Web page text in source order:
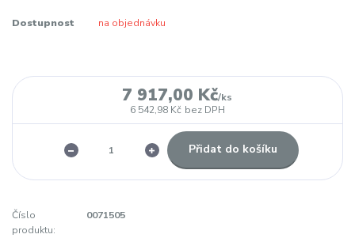
Dostupnost na objednávku
7 917,00 Kč/ks
6 542,98 Kč bez DPH
Přidat do košíku
Číslo
produktu:
0071505